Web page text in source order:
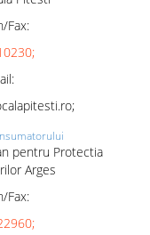
Fax:
pentru Protectia
Arges
Fax: